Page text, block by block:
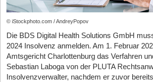
© iStockphoto.com / AndreyPopov
Die BDS Digital Health Solutions GmbH
2024 Insolvenz anmelden. Am 1. Februar
Amtsgericht Charlottenburg das Verfahren
Sebastian Laboga von der PLUTA
Insolvenzverwalter, nachdem er zuvor